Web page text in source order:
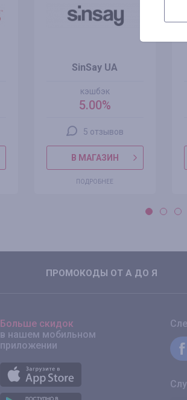
SinSay UA
кэшбэк
5.00%
5 отзывов
В МАГАЗИН
ПОДРОБНЕЕ
ПРОМОКОДЫ ОТ А ДО Я
Больше скидок
в нашем мобильном
приложении